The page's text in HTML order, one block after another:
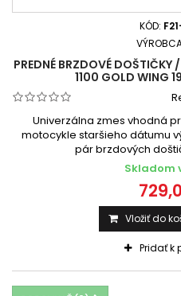
KÓD:
PREDNÉ BRZDOVÉ DOŠTIČKY
1100 GOLD WING
Univerzálna zmes vhodná
motocykle staršieho dátumu
pár brzdových
Skladom
Vložiť do
Pridať k